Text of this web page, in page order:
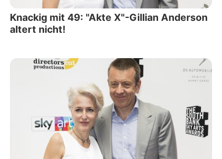
Knackig mit 49: "Akte X"-Gillian Anderson
altert nicht!